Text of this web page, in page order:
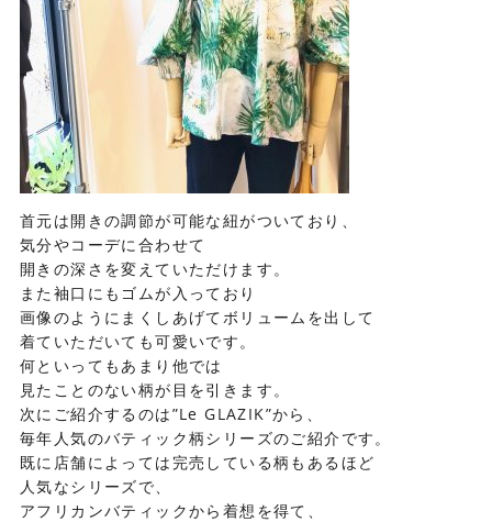
首元は開きの調節が可能な紐がついており、
気分やコーデに合わせて
開きの深さを変えていただけます。
また袖口にもゴムが入っており
画像のようにまくしあげてボリュームを出して
着ていただいても可愛いです。
何といってもあまり他では
見たことのない柄が目を引きます。
次にご紹介するのは”Le GLAZIK”から、
毎年人気のバティック柄シリーズのご紹介です。
既に店舗によっては完売している柄もあるほど
人気なシリーズで、
アフリカンバティックから着想を得て、